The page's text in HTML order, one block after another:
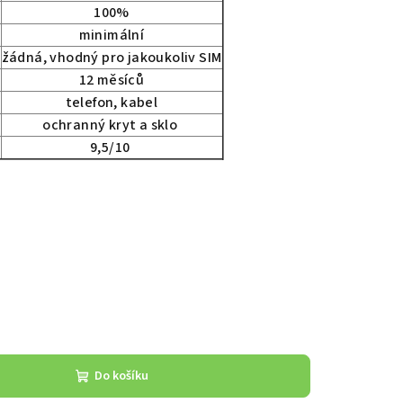
100%
minimální
žádná, vhodný pro jakoukoliv SIM
12 měsíců
telefon, kabel
ochranný kryt a sklo
9,5/10
Do košíku